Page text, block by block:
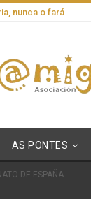
nunca o fará
AS PONTES
DE ESPAÑA